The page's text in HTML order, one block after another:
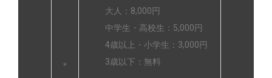
＊
大人：8,000円
中学生・高校生：5,000円
4歳以上・小学生：3,000円
3歳以下：無料